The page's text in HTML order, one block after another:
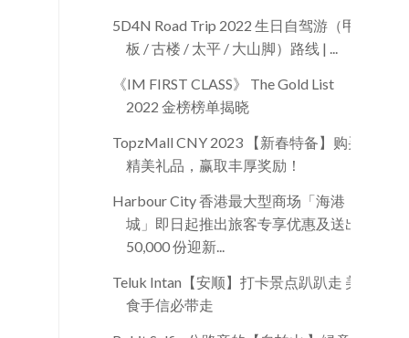
5D4N Road Trip 2022 生日自驾游（甲
板 / 古楼 / 太平 / 大山脚）路线 | ...
《IM FIRST CLASS》 The Gold List
2022 金榜榜单揭晓
TopzMall CNY 2023 【新春特备】购买
精美礼品，赢取丰厚奖励！
Harbour City 香港最大型商场「海港
城」即日起推出旅客专享优惠及送出
50,000 份迎新...
Teluk Intan【安顺】打卡景点趴趴走 美
食手信必带走